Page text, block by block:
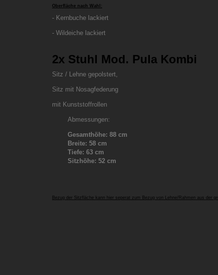
Oberfläche nach Wahl:
- Kernbuche lackiert
- Wildeiche lackiert
2x Stuhl Mod. Pula Kombi
Sitz / Lehne gepolstert,
Sitz mit Nosagfederung
mit Kunststoffrollen
Abmessungen:
Gesamthöhe: 88 cm
Breite: 58 cm
Tiefe: 63 cm
Sitzhöhe: 52 cm
Bezug der Sitzfläche kann hier seperat zum Bezug von Lehne/Rahmen aus der